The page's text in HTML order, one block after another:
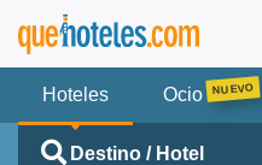
Hoteles Ocio
Destino / Hotel